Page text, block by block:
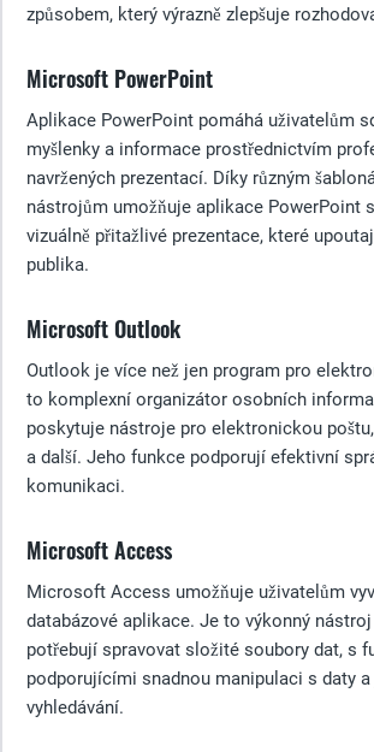
způsobem, který výrazně zlepšuje
Microsoft PowerPoint
Aplikace PowerPoint pomáhá uživatelům
myšlenky a informace prostřednictvím
navržených prezentací. Díky různým
nástrojům umožňuje aplikace PowerPoint
vizuálně přitažlivé prezentace, které
publika.
Microsoft Outlook
Outlook je více než jen program pro
to komplexní organizátor osobních
poskytuje nástroje pro elektronickou
a další. Jeho funkce podporují efektivní
komunikaci.
Microsoft Access
Microsoft Access umožňuje uživatelům
databázové aplikace. Je to výkonný
potřebují spravovat složité soubory dat, s
podporujícími snadnou manipulaci s daty
vyhledávání.